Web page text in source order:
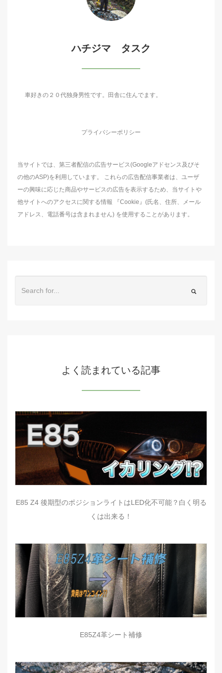
ハチジマ タスク
車好きの２０代独身男性です。田舎に住んでます。
プライバシーポリシー
当サイトでは、第三者配信の広告サービス(Googleアドセンス及びそ
の他のASP)を利用しています。 これらの広告配信事業者は、ユーザ
ーの興味に応じた商品やサービスの広告を表示するため、当サイトや
他サイトへのアクセスに関する情報 『Cookie』(氏名、住所、メール
アドレス、電話番号は含まれません) を使用することがあります。
よく読まれている記事
E85 Z4 後期型のポジションライトはLED化不可能？白く明る
くは出来る！
E85Z4革シート補修